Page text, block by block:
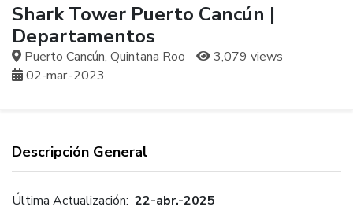
Shark Tower Puerto Cancún |
Departamentos
Puerto Cancún, Quintana Roo
3,079 views
02-mar.-2023
Descripción General
Última Actualización: 22-abr.-2025